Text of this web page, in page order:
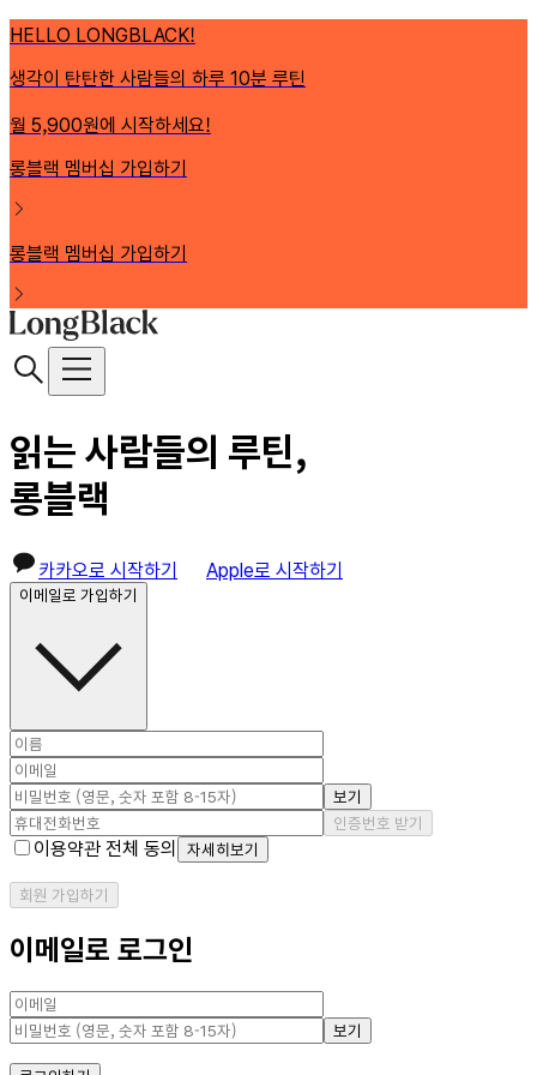
HELLO LONGBLACK!
생각이 탄탄한 사람들의 하루 10분 루틴
월 5,900원에 시작하세요!
롱블랙 멤버십 가입하기
롱블랙 멤버십 가입하기
읽는 사람들의 루틴,
롱블랙
카카오로 시작하기 Apple로 시작하기
이메일로 가입하기
보기
인증번호 받기
이용약관 전체 동의 자세히보기
회원 가입하기
이메일로 로그인
보기